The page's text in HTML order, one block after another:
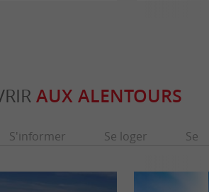
AUX ALENTOURS
S'informer Se loger Se